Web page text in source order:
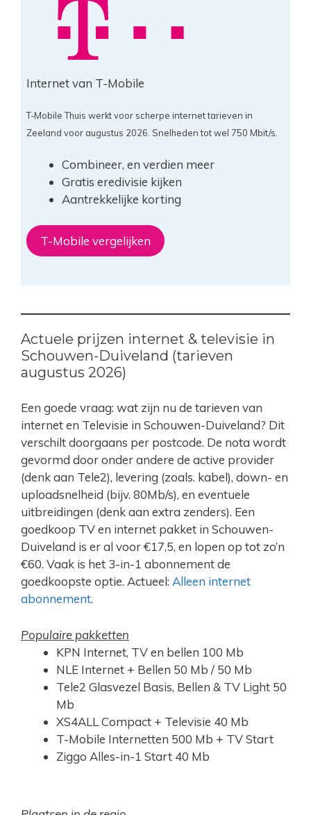
Internet van T-Mobile
T-Mobile Thuis werkt voor scherpe internet tarieven in
Zeeland voor augustus 2026. Snelheden tot wel 750 Mbit/s.
Combineer, en verdien meer
Gratis eredivisie kijken
Aantrekkelijke korting
T-Mobile vergelijken
Actuele prijzen internet & televisie in
Schouwen-Duiveland (tarieven
augustus 2026)
Een goede vraag: wat zijn nu de tarieven van
internet en Televisie in Schouwen-Duiveland? Dit
verschilt doorgaans per postcode. De nota wordt
gevormd door onder andere de active provider
(denk aan Tele2), levering (zoals. kabel), down- en
uploadsnelheid (bijv. 80Mb/s), en eventuele
uitbreidingen (denk aan extra zenders). Een
goedkoop TV en internet pakket in Schouwen-
Duiveland is er al voor €17,5, en lopen op tot zo’n
€60. Vaak is het 3-in-1 abonnement de
goedkoopste optie. Actueel: Alleen internet
abonnement.
Populaire pakketten
KPN Internet, TV en bellen 100 Mb
NLE Internet + Bellen 50 Mb / 50 Mb
Tele2 Glasvezel Basis, Bellen & TV Light 50
Mb
XS4ALL Compact + Televisie 40 Mb
T-Mobile Internetten 500 Mb + TV Start
Ziggo Alles-in-1 Start 40 Mb